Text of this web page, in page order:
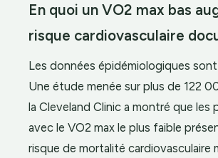
En quoi un VO2 max bas
risque cardiovasculaire
Les données épidémiologiques sont
Une étude menée sur plus de 122
la Cleveland Clinic a montré que les
avec le VO2 max le plus faible
risque de mortalité cardiovasculaire